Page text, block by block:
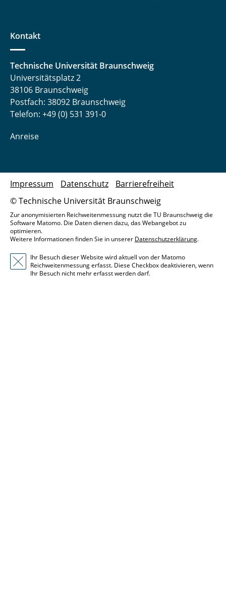
Kontakt
Technische Universität Braunschweig
Universitätsplatz 2
38106 Braunschweig
Postfach: 38092 Braunschweig
Telefon: +49 (0) 531 391-0
Anreise
© Technische Universität Braunschweig
Impressum Datenschutz Barrierefreiheit
Zur anonymisierten Reichweitenmessung nutzt die TU Braunschweig die
Software Matomo. Die Daten dienen dazu, das Webangebot zu
optimieren.
Weitere Informationen finden Sie in unserer Datenschutzerklärung.
Ihr Besuch dieser Website wird aktuell von der Matomo
Reichweitenmessung erfasst. Diese Checkbox deaktivieren, wenn
Ihr Besuch nicht mehr erfasst werden darf.